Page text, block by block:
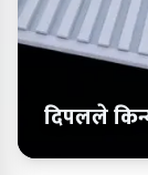
दिपलले